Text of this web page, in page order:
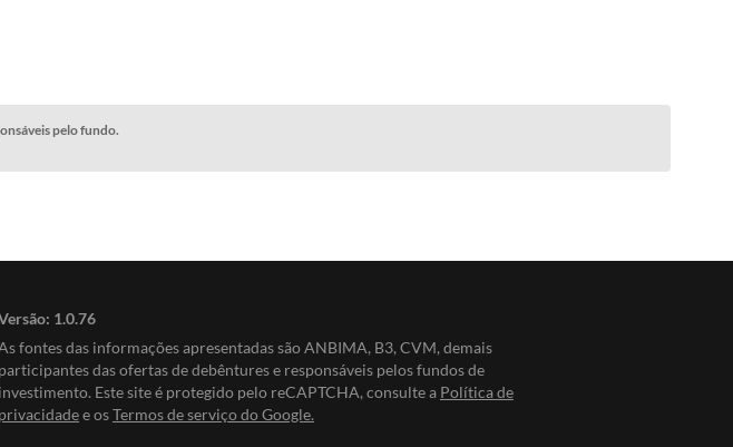
pelo fundo.
1.0.76
fontes das informações apresentadas são ANBIMA, B3, CVM, demais
participantes das ofertas de debêntures e responsáveis pelos fundos de
investimento. Este site é protegido pelo reCAPTCHA, consulte a Política de
privacidadee osTermos de serviço do Google.